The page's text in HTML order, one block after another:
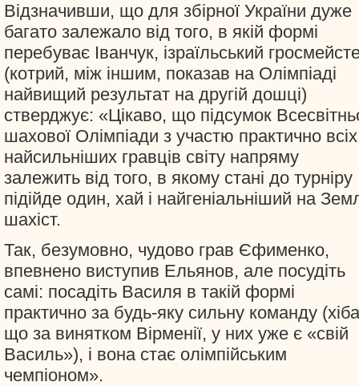
Відзначивши, що для збірної України дуже
багато залежало від того, в якій формі
перебуває Іванчук, ізраїльський
(котрий, між іншим, показав на Олімпіаді
найвищий результат на другій дошці)
стверджує: «Цікаво, що підсумок
шахової Олімпіади з участю практично всіх
найсильніших гравців світу напряму
залежить від того, в якому стані до турніру
підійде один, хай і найгеніальніший на
шахіст.
Так, безумовно, чудово грав Єфименко,
впевнено виступив Ельянов, але посудіть
самі: посадіть Василя в такій формі
практично за будь-яку сильну команду (хіба
що за винятком Вірменії, у них уже є «свій
Василь»), і вона стає олімпійським
чемпіоном».